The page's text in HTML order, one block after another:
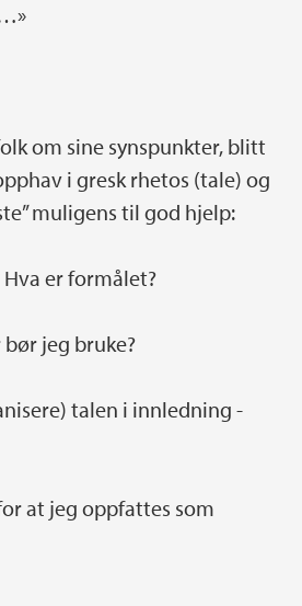
om sine synspunkter, blitt
i gresk rhetos (tale) og
muligens til god hjelp:
er formålet?
jeg bruke?
talen i innledning -
at jeg oppfattes som